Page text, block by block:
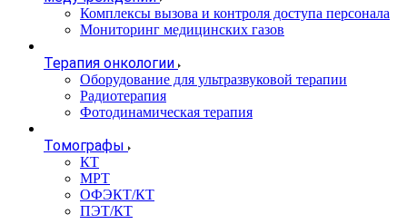
Комплексы вызова и контроля доступа персонала
Мониторинг медицинских газов
Терапия онкологии
Оборудование для ультразвуковой терапии
Радиотерапия
Фотодинамическая терапия
Томографы
КТ
МРТ
ОФЭКТ/КТ
ПЭТ/КТ